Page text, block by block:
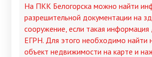
На ПКК Белогорска можно найти
разрешительной документации на
сооружение, если такая информация
ЕГРН. Для этого необходимо найти
объект недвижимости на карте и